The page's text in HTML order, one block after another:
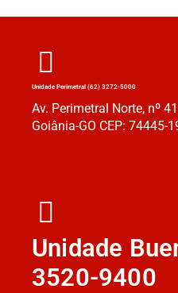
Unidade Perimetral (62) 3272-5000
Av. Perimetral Norte, nº
Goiânia-GO CEP: 74445-
Unidade
3520-9400